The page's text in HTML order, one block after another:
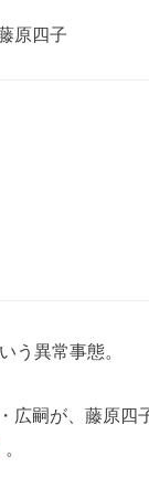
原四子
う異常事態。
広嗣が、藤原四
。